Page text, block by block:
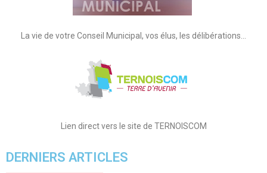
La vie de votre Conseil Municipal, vos élus, les délibérations…
Lien direct vers le site de TERNOISCOM
DERNIERS ARTICLES